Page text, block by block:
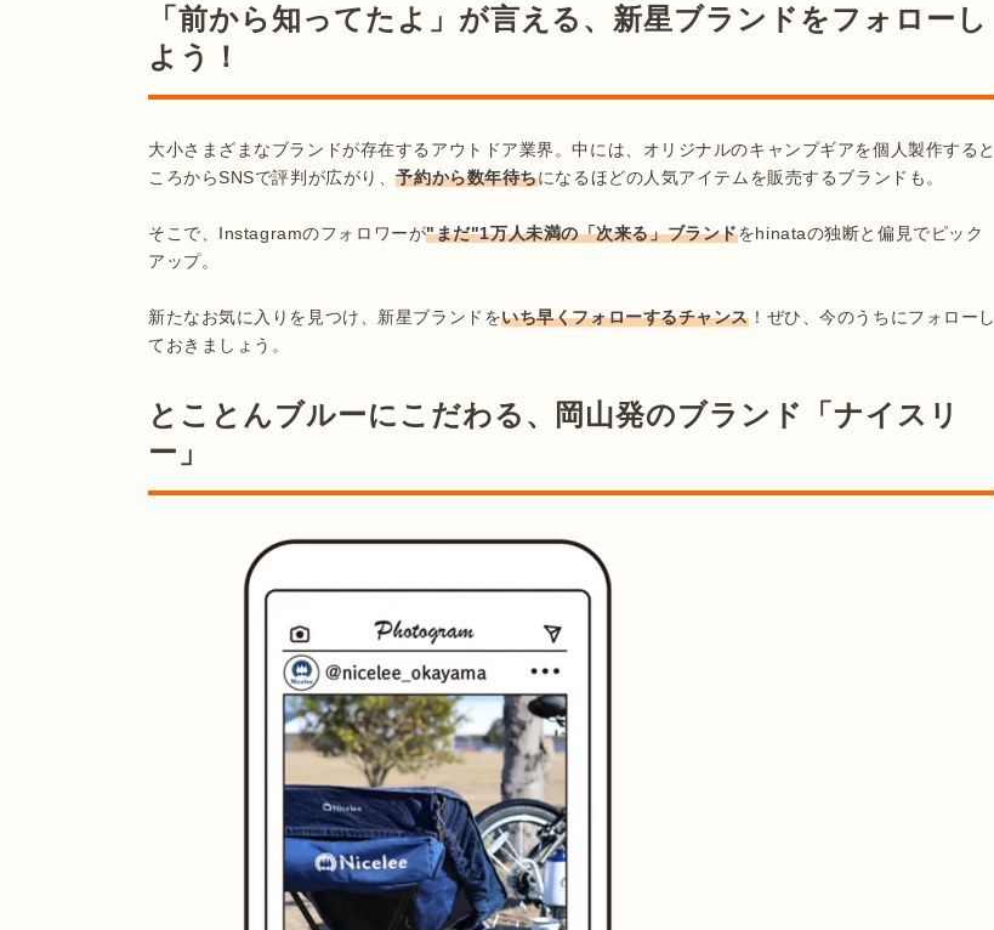
「前から知ってたよ」が言える、新星ブランドをフォローし
よう！
大小さまざまなブランドが存在するアウトドア業界。中には、オリジナルのキャンプギアを個人製作すると
ころからSNSで評判が広がり、予約から数年待ちになるほどの人気アイテムを販売するブランドも。
そこで、Instagramのフォロワーが"まだ"1万人未満の「次来る」ブランドをhinataの独断と偏見でピック
アップ。
新たなお気に入りを見つけ、新星ブランドをいち早くフォローするチャンス ！ぜひ、今のうちにフォローし
ておきましょう。
とことんブルーにこだわる、岡山発のブランド「ナイスリ
ー」